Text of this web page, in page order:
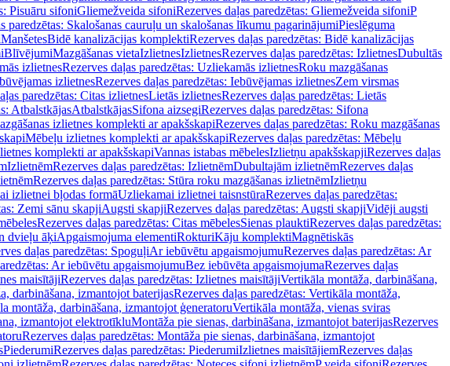
Pisuāru sifoniGliemežveida sifoniRezerves daļas paredzētas: Gliemežveida sifoniP
paredzētas: Skalošanas cauruļu un skalošanas līkumu pagarinājumiPieslēguma
ManšetesBidē kanalizācijas komplektiRezerves daļas paredzētas: Bidē kanalizācijas
BlīvējumiMazgāšanas vietaIzlietnesIzlietnesRezerves daļas paredzētas: IzlietnesDubultās
izlietnesRezerves daļas paredzētas: Uzliekamās izlietnesRoku mazgāšanas
izlietnesRezerves daļas paredzētas: Iebūvējamas izlietnesZem virsmas
paredzētas: Citas izlietnesLietās izlietnesRezerves daļas paredzētas: Lietās
AtbalstkājasAtbalstkājasSifona aizsegiRezerves daļas paredzētas: Sifona
izlietnes komplekti ar apakšskapiRezerves daļas paredzētas: Roku mazgāšanas
Mēbeļu izlietnes komplekti ar apakšskapiRezerves daļas paredzētas: Mēbeļu
komplekti ar apakšskapiVannas istabas mēbelesIzlietņu apakšskapjiRezerves daļas
IzlietnēmRezerves daļas paredzētas: IzlietnēmDubultajām izlietnēmRezerves daļas
Rezerves daļas paredzētas: Stūra roku mazgāšanas izlietnēmIzlietņu
izlietnei bļodas formāUzliekamai izlietnei taisnstūraRezerves daļas paredzētas:
Zemi sānu skapjiAugsti skapjiRezerves daļas paredzētas: Augsti skapjiVidēji augsti
Rezerves daļas paredzētas: Citas mēbelesSienas plauktiRezerves daļas paredzētas:
dvieļu āķiApgaismojuma elementiRokturiKāju komplektiMagnētiskās
daļas paredzētas: SpoguļiAr iebūvētu apgaismojumuRezerves daļas paredzētas: Ar
Ar iebūvētu apgaismojumuBez iebūvēta apgaismojumaRezerves daļas
maisītājiRezerves daļas paredzētas: Izlietnes maisītājiVertikāla montāža, darbināšana,
darbināšana, izmantojot baterijasRezerves daļas paredzētas: Vertikāla montāža,
montāža, darbināšana, izmantojot ģeneratoruVertikāla montāža, vienas sviras
izmantojot elektrotīkluMontāža pie sienas, darbināšana, izmantojot baterijasRezerves
Rezerves daļas paredzētas: Montāža pie sienas, darbināšana, izmantojot
PiederumiRezerves daļas paredzētas: PiederumiIzlietnes maisītājiemRezerves daļas